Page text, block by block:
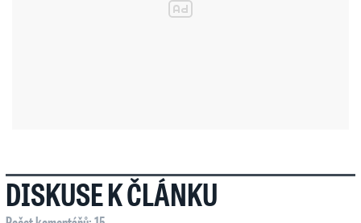
DISKUSE K ČLÁNKU